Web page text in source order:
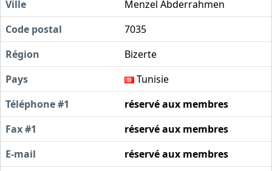
Ville
Menzel Abderrahmen
Code postal
7035
Région
Bizerte
Pays
Tunisie
Téléphone #1
réservé aux membres
Fax #1
réservé aux membres
E-mail
réservé aux membres